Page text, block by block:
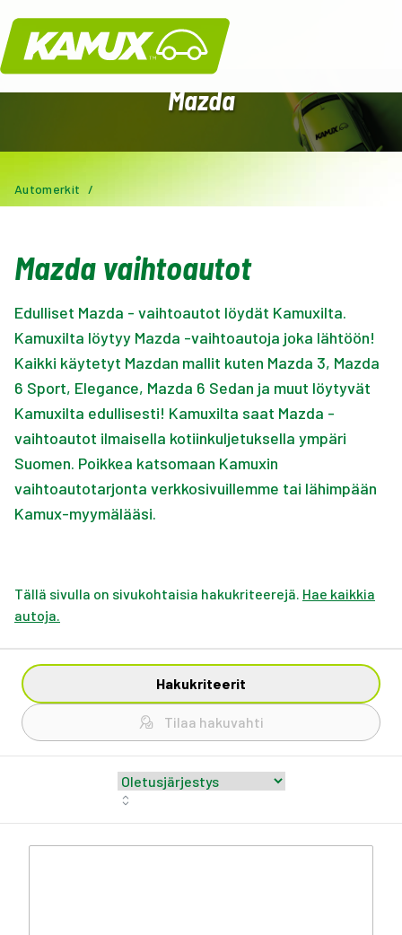
Kamux
Mazda
Automerkit /
Mazda vaihtoautot
Edulliset Mazda - vaihtoautot löydät Kamuxilta.
Kamuxilta löytyy Mazda -vaihtoautoja joka lähtöön!
Kaikki käytetyt Mazdan mallit kuten Mazda 3, Mazda
6 Sport, Elegance, Mazda 6 Sedan ja muut löytyvät
Kamuxilta edullisesti! Kamuxilta saat Mazda -
vaihtoautot ilmaisella kotiinkuljetuksella ympäri
Suomen. Poikkea katsomaan Kamuxin
vaihtoautotarjonta verkkosivuillemme tai lähimpään
Kamux-myymälääsi.
Tällä sivulla on sivukohtaisia hakukriteerejä. Hae kaikkia
autoja.
Hakukriteerit
Tilaa hakuvahti